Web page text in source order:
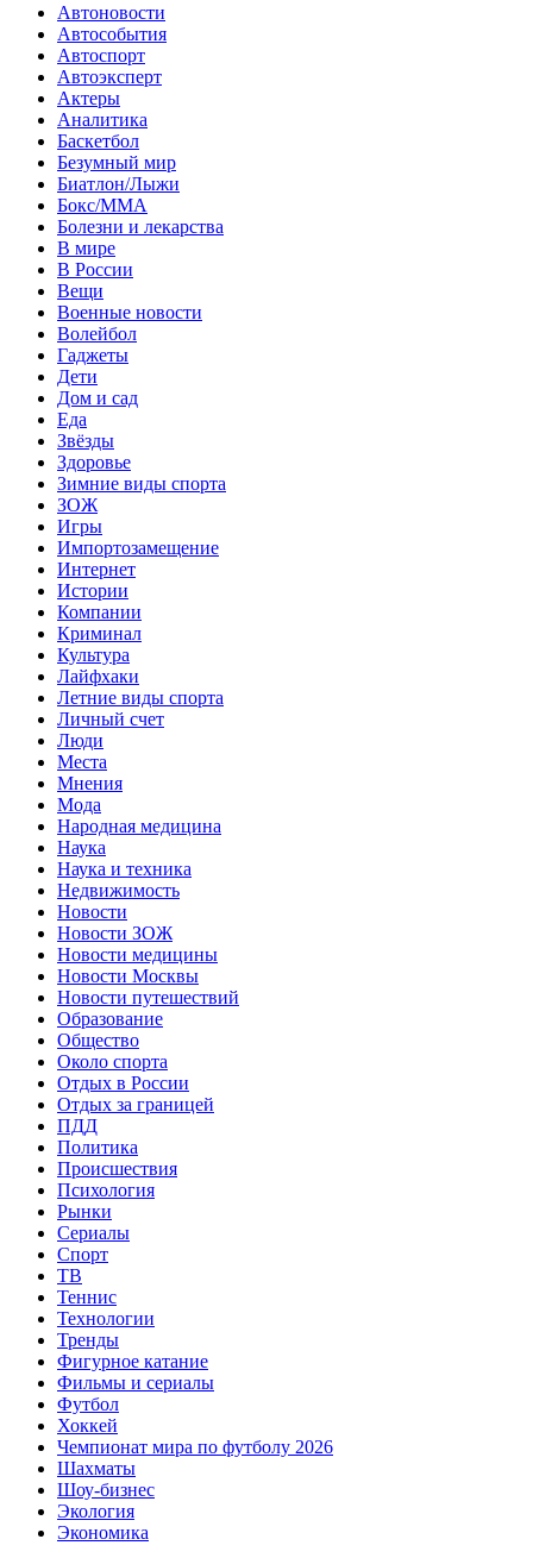
Автоновости
Автособытия
Автоспорт
Автоэксперт
Актеры
Аналитика
Баскетбол
Безумный мир
Биатлон/Лыжи
Бокс/MMA
Болезни и лекарства
В мире
В России
Вещи
Военные новости
Волейбол
Гаджеты
Дети
Дом и сад
Еда
Звёзды
Здоровье
Зимние виды спорта
ЗОЖ
Игры
Импортозамещение
Интернет
Истории
Компании
Криминал
Культура
Лайфхаки
Летние виды спорта
Личный счет
Люди
Места
Мнения
Мода
Народная медицина
Наука
Наука и техника
Недвижимость
Новости
Новости ЗОЖ
Новости медицины
Новости Москвы
Новости путешествий
Образование
Общество
Около спорта
Отдых в России
Отдых за границей
ПДД
Политика
Происшествия
Психология
Рынки
Сериалы
Спорт
ТВ
Теннис
Технологии
Тренды
Фигурное катание
Фильмы и сериалы
Футбол
Хоккей
Чемпионат мира по футболу 2026
Шахматы
Шоу-бизнес
Экология
Экономика